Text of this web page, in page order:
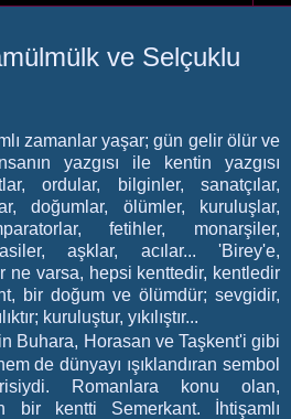
ve Selçuklu
zamanlar yaşar; gün gelir ölür ve
yazgısı ile kentin yazgısı
ordular, bilginler, sanatçılar,
doğumlar, ölümler, kuruluşlar,
fetihler, monarşiler,
aşklar, acılar... 'Birey'e,
ne varsa, hepsi kenttedir, kentledir
bir doğum ve ölümdür; sevgidir,
kuruluştur, yıkılıştır...
Buhara, Horasan ve Taşkent'i gibi
de dünyayı ışıklandıran sembol
Romanlara konu olan,
bir kentti Semerkant. İhtişamlı